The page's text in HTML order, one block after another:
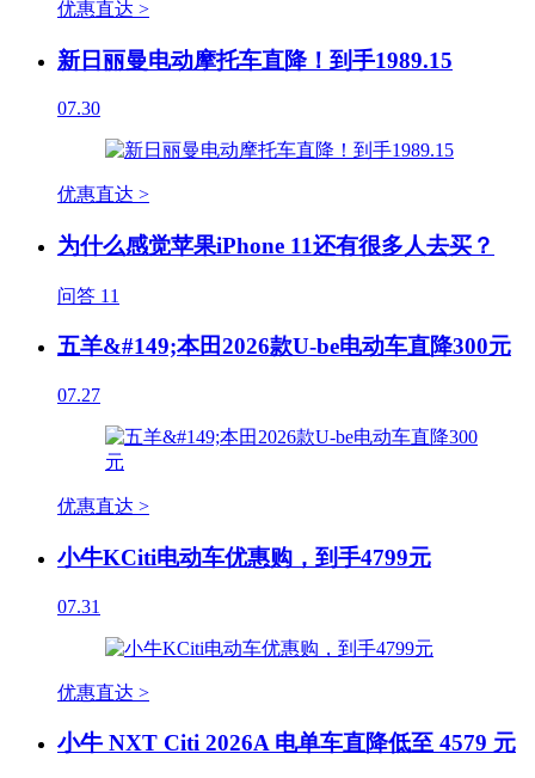
优惠直达 >
新日丽曼电动摩托车直降！到手1989.15
07.30
优惠直达 >
为什么感觉苹果iPhone 11还有很多人去买？
问答 11
五羊&#149;本田2026款U-be电动车直降300元
07.27
优惠直达 >
小牛KCiti电动车优惠购，到手4799元
07.31
优惠直达 >
小牛 NXT Citi 2026A 电单车直降低至 4579 元